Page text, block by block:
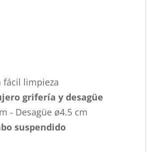
fácil limpieza
grifería y desagüe
- Desagüe ø4.5 cm
suspendido